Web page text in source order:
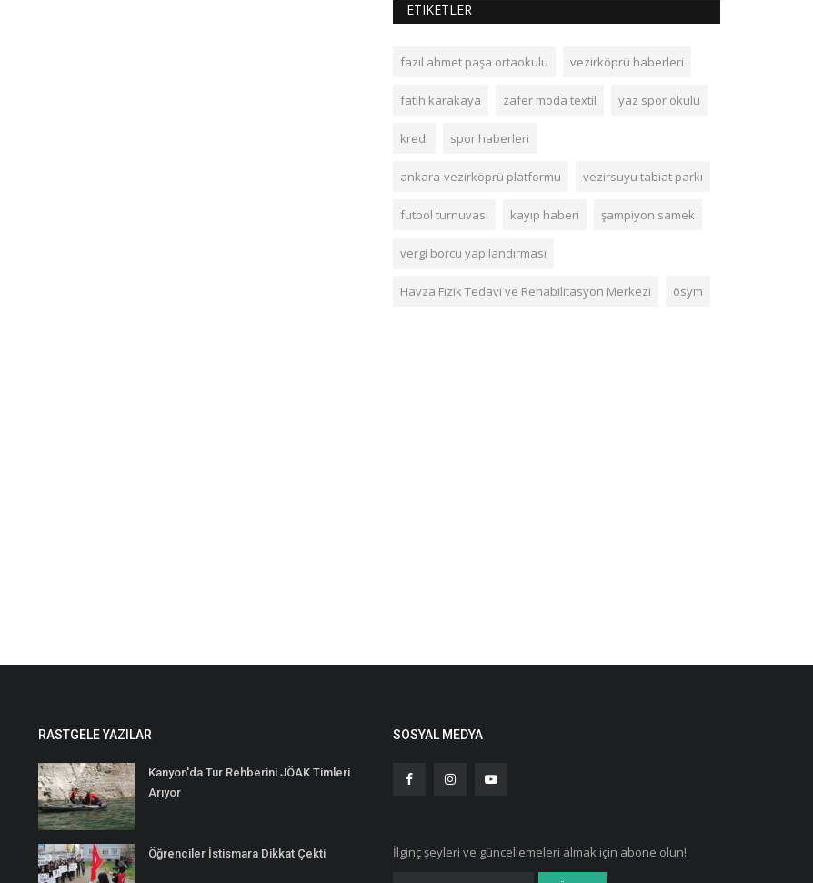
ETIKETLER
fazıl ahmet paşa ortaokulu vezirköprü haberleri
fatih karakaya zafer moda textil yaz spor okulu
kredi spor haberleri
ankara-vezirköprü platformu vezirsuyu tabiat parkı
futbol turnuvası kayıp haberi şampiyon samek
vergi borcu yapılandırması
Havza Fizik Tedavi ve Rehabilitasyon Merkezi ösym
RASTGELE YAZILAR
Kanyon'da Tur Rehberini JÖAK Timleri
Arıyor
Öğrenciler İstismara Dikkat Çekti
SOSYAL MEDYA
İlginç şeyleri ve güncellemeleri almak için abone olun!